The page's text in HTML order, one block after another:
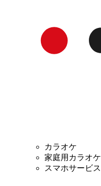
カラオケ
家庭用カラオケ
スマホサービス